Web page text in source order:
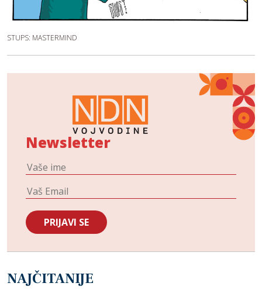
STUPS: MASTERMIND
Newsletter
NAJČITANIJE